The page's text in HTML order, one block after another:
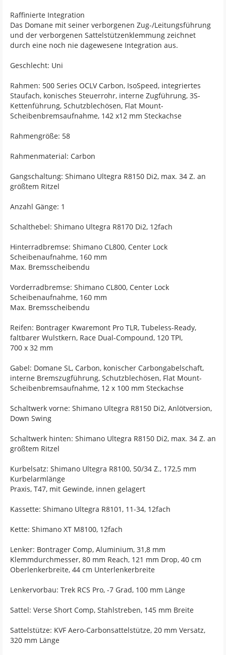
Raffinierte Integration
Das Domane mit seiner verborgenen Zug-/Leitungsführung
und der verborgenen Sattelstützenklemmung zeichnet
durch eine noch nie dagewesene Integration aus.
Geschlecht: Uni
Rahmen: 500 Series OCLV Carbon, IsoSpeed, integriertes
Staufach, konisches Steuerrohr, interne Zugführung, 3S-
Kettenführung, Schutzblechösen, Flat Mount-
Scheibenbremsaufnahme, 142 x12 mm Steckachse
Rahmengröße: 58
Rahmenmaterial: Carbon
Gangschaltung: Shimano Ultegra R8150 Di2, max. 34 Z. an
größtem Ritzel
Anzahl Gänge: 1
Schalthebel: Shimano Ultegra R8170 Di2, 12fach
Hinterradbremse: Shimano CL800, Center Lock
Scheibenaufnahme, 160 mm
Max. Bremsscheibendu
Vorderradbremse: Shimano CL800, Center Lock
Scheibenaufnahme, 160 mm
Max. Bremsscheibendu
Reifen: Bontrager Kwaremont Pro TLR, Tubeless-Ready,
faltbarer Wulstkern, Race Dual-Compound, 120 TPI,
700 x 32 mm
Gabel: Domane SL, Carbon, konischer Carbongabelschaft,
interne Bremszugführung, Schutzblechösen, Flat Mount-
Scheibenbremsaufnahme, 12 x 100 mm Steckachse
Schaltwerk vorne: Shimano Ultegra R8150 Di2, Anlötversion,
Down Swing
Schaltwerk hinten: Shimano Ultegra R8150 Di2, max. 34 Z. an
größtem Ritzel
Kurbelsatz: Shimano Ultegra R8100, 50/34 Z., 172,5 mm
Kurbelarmlänge
Praxis, T47, mit Gewinde, innen gelagert
Kassette: Shimano Ultegra R8101, 11-34, 12fach
Kette: Shimano XT M8100, 12fach
Lenker: Bontrager Comp, Aluminium, 31,8 mm
Klemmdurchmesser, 80 mm Reach, 121 mm Drop, 40 cm
Oberlenkerbreite, 44 cm Unterlenkerbreite
Lenkervorbau: Trek RCS Pro, -7 Grad, 100 mm Länge
Sattel: Verse Short Comp, Stahlstreben, 145 mm Breite
Sattelstütze: KVF Aero-Carbonsattelstütze, 20 mm Versatz,
320 mm Länge